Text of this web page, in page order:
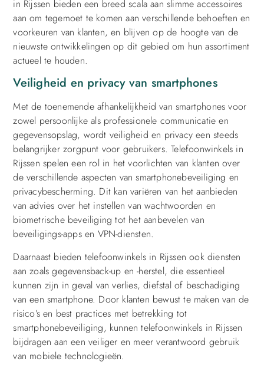
in Rijssen bieden een breed scala aan slimme accessoires
aan om tegemoet te komen aan verschillende behoeften en
voorkeuren van klanten, en blijven op de hoogte van de
nieuwste ontwikkelingen op dit gebied om hun assortiment
actueel te houden.
Veiligheid en privacy van smartphones
Met de toenemende afhankelijkheid van smartphones voor
zowel persoonlijke als professionele communicatie en
gegevensopslag, wordt veiligheid en privacy een steeds
belangrijker zorgpunt voor gebruikers. Telefoonwinkels in
Rijssen spelen een rol in het voorlichten van klanten over
de verschillende aspecten van smartphonebeveiliging en
privacybescherming. Dit kan variëren van het aanbieden
van advies over het instellen van wachtwoorden en
biometrische beveiliging tot het aanbevelen van
beveiligings-apps en VPN-diensten.
Daarnaast bieden telefoonwinkels in Rijssen ook diensten
aan zoals gegevensback-up en -herstel, die essentieel
kunnen zijn in geval van verlies, diefstal of beschadiging
van een smartphone. Door klanten bewust te maken van de
risico’s en best practices met betrekking tot
smartphonebeveiliging, kunnen telefoonwinkels in Rijssen
bijdragen aan een veiliger en meer verantwoord gebruik
van mobiele technologieën.